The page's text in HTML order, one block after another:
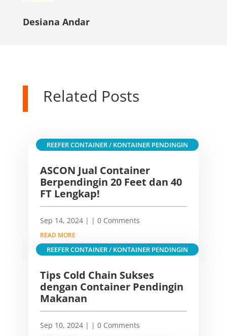
Desiana Andar
Related Posts
ASCON Jual Container
Berpendingin 20 Feet dan 40
FT Lengkap!
Sep 14, 2024|
REEFER CONTAINER / KONTAINER PENDINGIN
| 0 Comments
READ MORE
Tips Cold Chain Sukses
dengan Container Pendingin
Makanan
Sep 10, 2024|
REEFER CONTAINER / KONTAINER PENDINGIN
| 0 Comments